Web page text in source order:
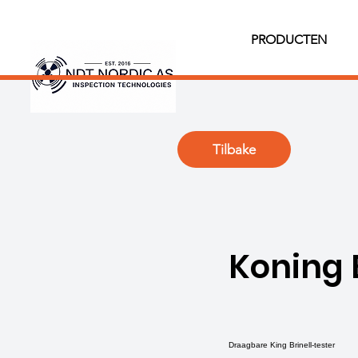
PRODUCTEN
Tilbake
Koning
Draagbare King Brinell-tester